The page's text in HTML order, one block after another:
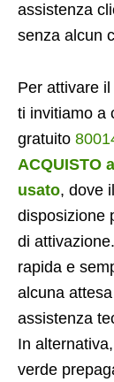
assistenza
senza alcun
Per attivare
ti invitiamo a
gratuito
ACQUISTO
usato, dove
disposizione
di
rapida e
alcuna
assistenza
In
verde